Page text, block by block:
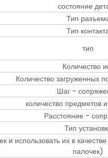
состояние
Тип
Тип
тип
Количество
Количество загруженных
Шаг -
количество предметов
Расстояние -
Тип
и использовать их в
палочек)